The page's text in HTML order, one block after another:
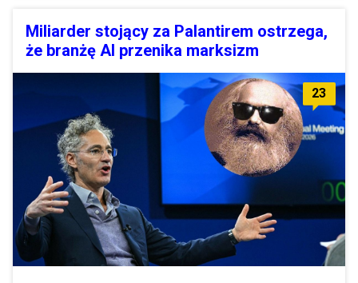
Miliarder stojący za Palantirem ostrzega,
że branżę AI przenika marksizm
23